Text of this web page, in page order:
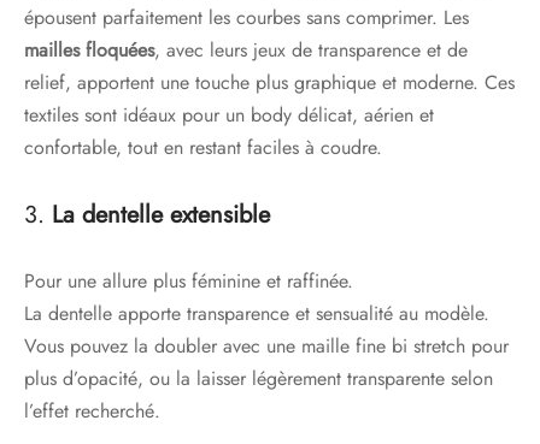
épousent parfaitement les courbes sans comprimer. Les
mailles floquées, avec leurs jeux de transparence et de
relief, apportent une touche plus graphique et moderne. Ces
textiles sont idéaux pour un body délicat, aérien et
confortable, tout en restant faciles à coudre.
3. La dentelle extensible
Pour une allure plus féminine et raffinée.
La dentelle apporte transparence et sensualité au modèle.
Vous pouvez la doubler avec une maille fine bi stretch pour
plus d’opacité, ou la laisser légèrement transparente selon
l’effet recherché.